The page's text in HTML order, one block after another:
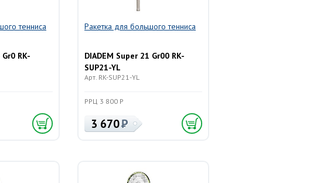
тенниса
RK-
Ракетка для большого тенниса
DIADEM Super 21 Gr00 RK-
SUP21-YL
Арт. RK-SUP21-YL
РРЦ 3 800 Р
3 670